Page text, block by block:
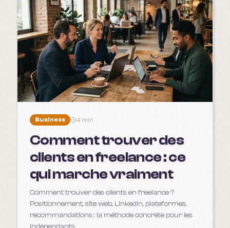
Business 4 min
Comment trouver des
clients en freelance : ce
qui marche vraiment
Comment trouver des clients en freelance ?
Positionnement, site web, LinkedIn, plateformes,
recommandations : la méthode concrète pour les
indépendants.